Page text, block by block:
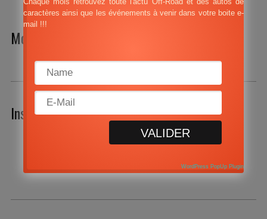
Motor Lifestyle
Instagram
caractères ainsi que les événements à venir dans votre boite e-
mail !!!
WordPress PopUp Plugin